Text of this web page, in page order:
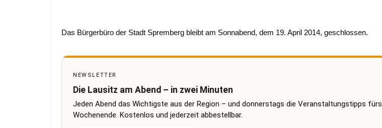
Das Bürgerbüro der Stadt Spremberg bleibt am Sonnabend, dem 19. April 2014, geschlossen.
NEWSLETTER
Die Lausitz am Abend – in zwei Minuten
Jeden Abend das Wichtigste aus der Region – und donnerstags die Veranstaltungstipps fürs
Wochenende. Kostenlos und jederzeit abbestellbar.